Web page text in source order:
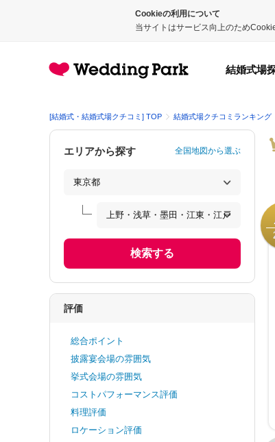
Cookieの利用について
当サイトはサービス向上のため
結婚式場
[結婚式・結婚式場クチコミ] TOP 結婚式場クチコミランキング
エリアから探す 全国地図から選ぶ
検索する
評価
総合ポイント
披露宴会場の雰囲気
挙式会場の雰囲気
コストパフォーマンス評価
料理評価
ロケーション評価